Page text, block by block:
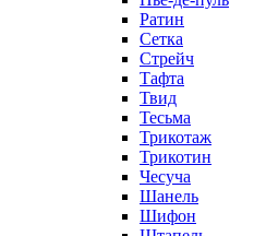
Ратин
Сетка
Стрейч
Тафта
Твид
Тесьма
Трикотаж
Трикотин
Чесуча
Шанель
Шифон